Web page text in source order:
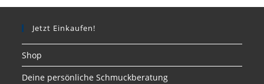
Jetzt Einkaufen!
Shop
Deine persönliche Schmuckberatung